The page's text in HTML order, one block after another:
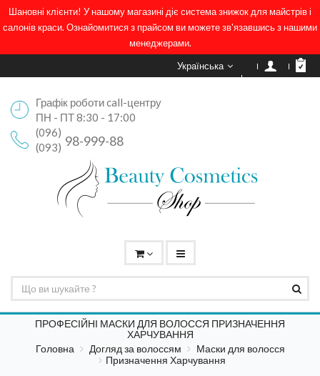
Шановні клієнти! У нашому магазині діє система знижок для майстрів і
салонів краси. Ознайомитися з прайсом ви можете зв'язавшись з нашими
менеджерами.
Українська
Графік роботи call-центру
ПН - ПТ 8:30 - 17:00
(096)
98-999-88
(093)
ПРОФЕСІЙНІ МАСКИ ДЛЯ ВОЛОССЯ ПРИЗНАЧЕННЯ
ХАРЧУВАННЯ
Головна
Догляд за волоссям
Маски для волосся
Призначення Харчування